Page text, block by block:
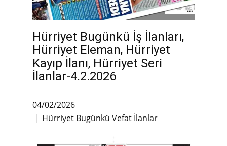
Hürriyet Bugünkü İş İlanları,
Hürriyet Eleman, Hürriyet
Kayıp İlanı, Hürriyet Seri
İlanlar-4.2.2026
04/02/2026
Hürriyet Bugünkü Vefat İlanlar